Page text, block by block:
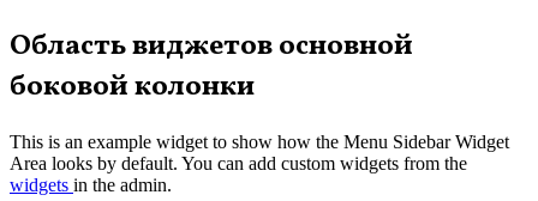
Перейти
к
содержимому
Область виджетов основной
боковой колонки
This is an example widget to show how the Menu Sidebar Widget
Area looks by default. You can add custom widgets from the
widgets in the admin.